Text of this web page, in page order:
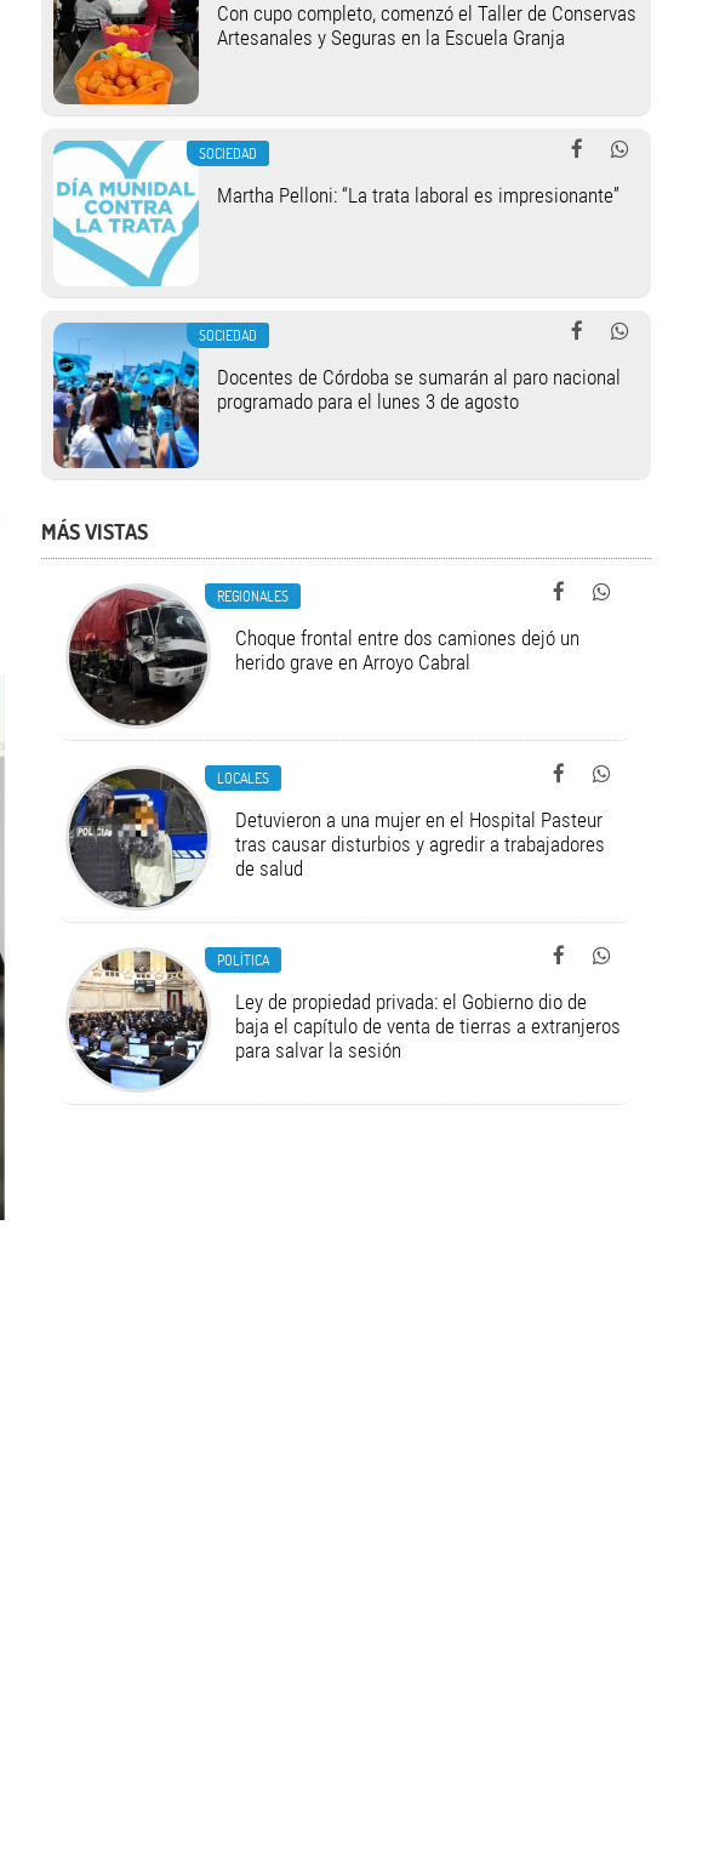
Con cupo completo, comenzó el Taller de Conservas
Artesanales y Seguras en la Escuela Granja
SOCIEDAD
Martha Pelloni: “La trata laboral es impresionante”
SOCIEDAD
Docentes de Córdoba se sumarán al paro nacional
programado para el lunes 3 de agosto
MÁS VISTAS
REGIONALES
Choque frontal entre dos camiones dejó un
herido grave en Arroyo Cabral
LOCALES
Detuvieron a una mujer en el Hospital Pasteur
tras causar disturbios y agredir a trabajadores
de salud
POLÍTICA
Ley de propiedad privada: el Gobierno dio de
baja el capítulo de venta de tierras a extranjeros
para salvar la sesión